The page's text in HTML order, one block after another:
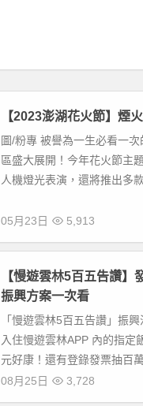
【2023澎湖花火節】煙
圖/粉專 被譽為一生必看一
區盛大展開！今年花火節主
人機燈光表演，還將推出多款
05月23日 5,913
【慢遊雲林5百五告讚
振興方案一次看
「慢遊雲林5百五告讚」振
入住慢遊雲林APP 內的指
元好康！還有登錄發票抽百萬
08月25日
3,728